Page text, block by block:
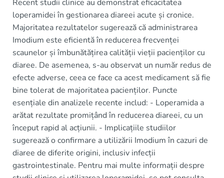
Recent studii clinice au demonstrat eficacitatea
loperamidei în gestionarea diareei acute și cronice.
Majoritatea rezultatelor sugerează că administrarea
Imodium este eficientă în reducerea frecvenței
scaunelor și îmbunătățirea calității vieții pacienților cu
diaree. De asemenea, s-au observat un număr redus de
efecte adverse, ceea ce face ca acest medicament să fie
bine tolerat de majoritatea pacienților. Puncte
esențiale din analizele recente includ: - Loperamida a
arătat rezultate promițând în reducerea diareei, cu un
început rapid al acțiunii. - Implicațiile studiilor
sugerează o confirmare a utilizării Imodium în cazuri de
diaree de diferite origini, inclusiv infecții
gastrointestinale. Pentru mai multe informații despre